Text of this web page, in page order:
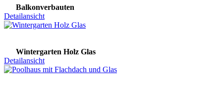
Balkonverbauten
Detailansicht
Wintergarten Holz Glas
Detailansicht